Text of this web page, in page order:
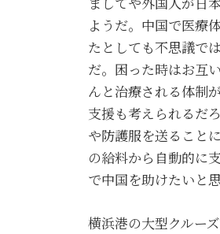
ようだ。中国で医療
たとしても不思議で
だ。困った時はお互
んと治療される体制
支援も考えられるだ
や防護服を送ること
の給料から自動的に
で中国を助けたいと
横浜港の大型クルー